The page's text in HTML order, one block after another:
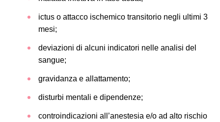
ictus o attacco ischemico transitorio negli ultimi 3
mesi;
deviazioni di alcuni indicatori nelle analisi del
sangue;
gravidanza e allattamento;
disturbi mentali e dipendenze;
controindicazioni all’anestesia e/o ad alto rischio